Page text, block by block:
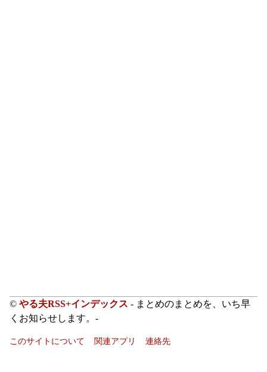
© やる夫RSS+インデックス - まとめのまとめを、いち早
くお知らせします。-
このサイトについて 関連アプリ 連絡先